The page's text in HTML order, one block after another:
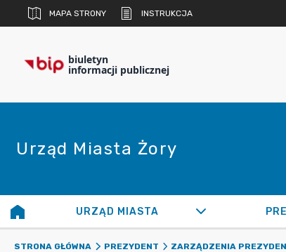
MAPA STRONY INSTRUKCJA
biuletyn
informacji publicznej
Urząd Miasta Żory
URZĄD MIASTA
STRONA GŁÓWNA PREZYDENT ZARZĄDZENIA